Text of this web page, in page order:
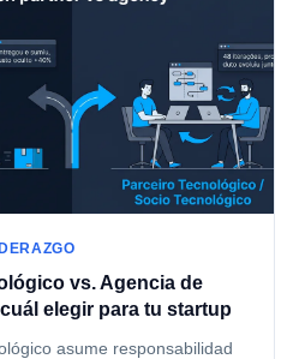
vs. Agencia de
elegir para tu startup
asume responsabilidad